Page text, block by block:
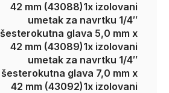
42 mm (43088)1x izolovani
umetak za navrtku 1/4″
šesterokutna glava 5,0 mm x
42 mm (43089)1x izolovani
umetak za navrtku 1/4″
šesterokutna glava 7,0 mm x
42 mm (43092)1x izolovani